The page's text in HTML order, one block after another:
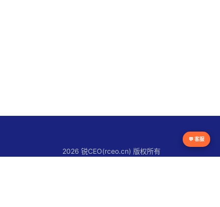
2026 锐CEO(rceo.cn) 版权所有
💬 客服